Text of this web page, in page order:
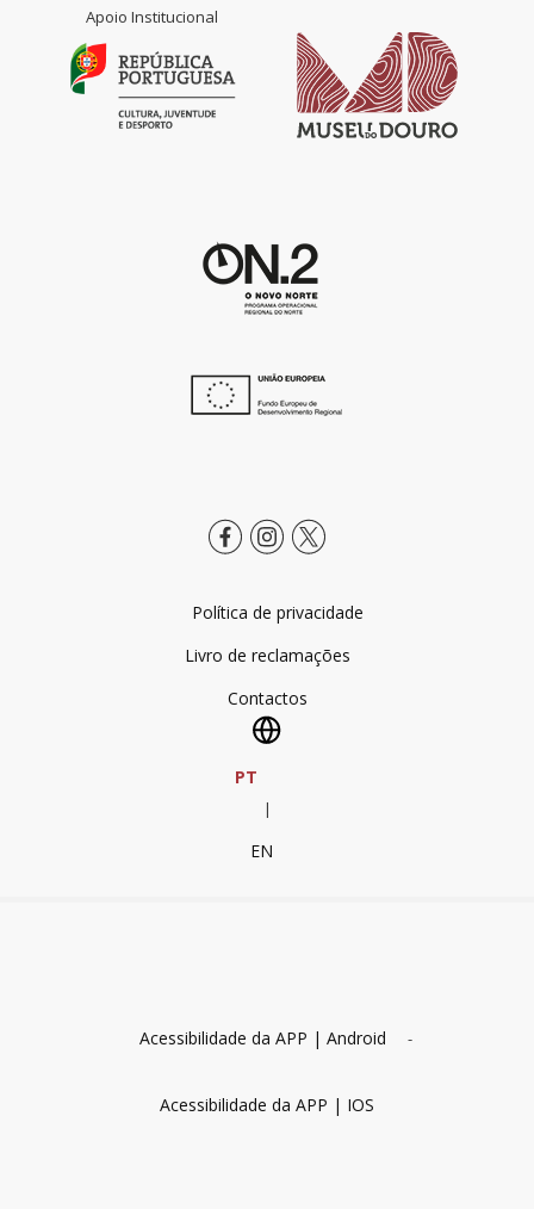
Apoio Institucional
Política de privacidade
Livro de reclamações
Contactos
PT
|
EN
Acessibilidade da APP | Android -
Acessibilidade da APP | IOS